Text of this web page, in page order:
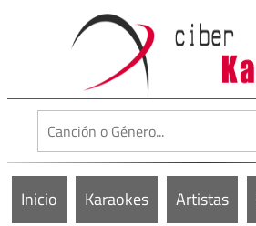
Inicio Karaokes Artistas